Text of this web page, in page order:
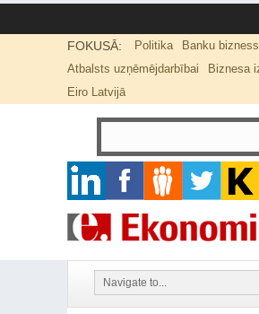
FOKUSĀ: Politika
Banku bizness
Atbalsts uzņēmējdarbībai
Biznesa
Eiro Latvijā